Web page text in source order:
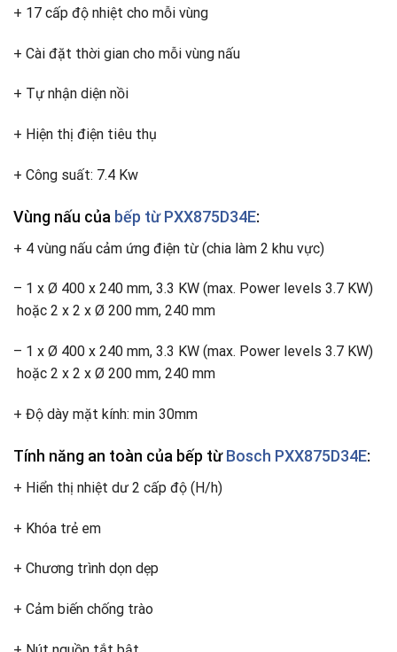
+ 17 cấp độ nhiệt cho mỗi vùng
+ Cài đặt thời gian cho mỗi vùng nấu
+ Tự nhận diện nồi
+ Hiện thị điện tiêu thụ
+ Công suất: 7.4 Kw
Vùng nấu của bếp từ PXX875D34E:
+ 4 vùng nấu cảm ứng điện từ (chia làm 2 khu vực)
– 1 x Ø 400 x 240 mm, 3.3 KW (max. Power levels 3.7 KW)
hoặc 2 x 2 x Ø 200 mm, 240 mm
– 1 x Ø 400 x 240 mm, 3.3 KW (max. Power levels 3.7 KW)
hoặc 2 x 2 x Ø 200 mm, 240 mm
+ Độ dày mặt kính: min 30mm
Tính năng an toàn của bếp từBosch PXX875D34E:
+ Hiển thị nhiệt dư 2 cấp độ (H/h)
+ Khóa trẻ em
+ Chương trình dọn dẹp
+ Cảm biến chống trào